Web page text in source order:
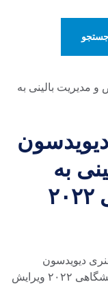
مدیریت بالینی به
به
روش‌های آزمایشگاهی ۲۰۲۲
دیویدسون
تشخیص و مدیریت بالینی به روش‌های آزمایشگاهی ۲۰۲۲ ویرایش